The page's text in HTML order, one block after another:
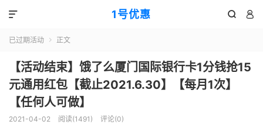
1号优惠  

已过期活动  正文
【活动结束】饿了么厦门国际银行卡1分钱抢15
元通用红包【截止2021.6.30】【每月1次】
【任何人可做】
2021-04-02 阅读(1491 ) 评论(0)